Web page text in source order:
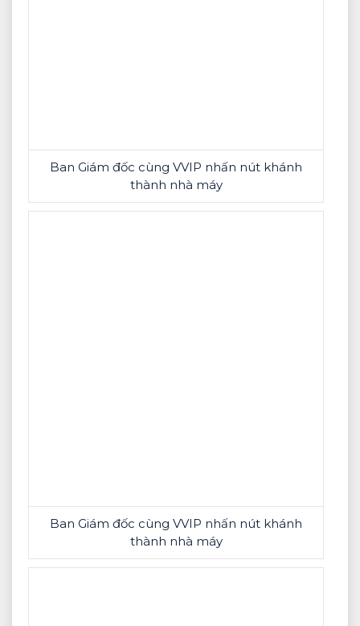
Ban Giám đốc cùng VVIP nhấn nút khánh
thành nhà máy
Ban Giám đốc cùng VVIP nhấn nút khánh
thành nhà máy